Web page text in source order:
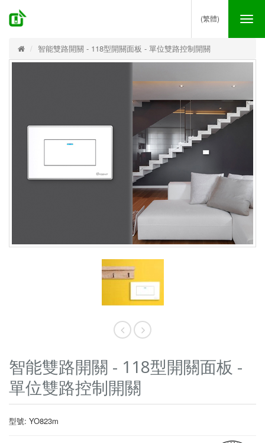
(繁體)
智能雙路開關 - 118型開關面板 - 單位雙路控制開關
智能雙路開關 - 118型開關面板 -
單位雙路控制開關
型號: YO823m